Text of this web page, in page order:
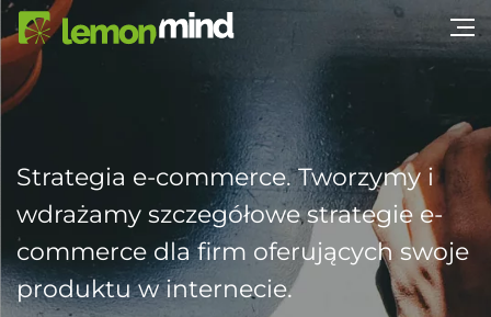
Strategia e-commerce. Tworzymy i
wdrażamy szczegółowe strategie e-
commerce dla firm oferujących swoje
produktu w internecie.